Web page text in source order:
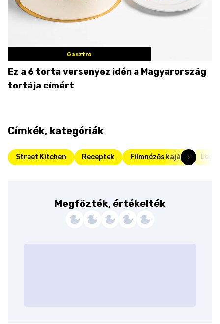
Gasztro
Ez a 6 torta versenyez idén a Magyarország
tortája címért
Címkék, kategóriák
Street Kitchen Receptek Filmnézős kaják
Megfőzték, értékelték